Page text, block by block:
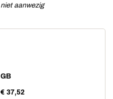
niet aanwezig
GB
€ 37,52